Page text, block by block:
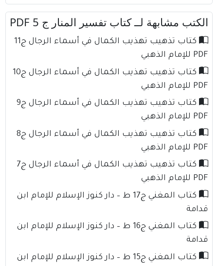
الكتب مشابهة لــ كتاب تفسير المنار ج 5 PDF
كتاب تذهيب تهذيب الكمال في أسماء الرجال ج11
PDF للإمام الذهبي
كتاب تذهيب تهذيب الكمال في أسماء الرجال ج10
PDF للإمام الذهبي
كتاب تذهيب تهذيب الكمال في أسماء الرجال ج9
PDF للإمام الذهبي
كتاب تذهيب تهذيب الكمال في أسماء الرجال ج8
PDF للإمام الذهبي
كتاب تذهيب تهذيب الكمال في أسماء الرجال ج7
PDF للإمام الذهبي
كتاب المغني ج17 ط – دار كنوز الإسلام للإمام ابن
قدامة
كتاب المغني ج16 ط – دار كنوز الإسلام للإمام ابن
قدامة
كتاب المغني ج15 ط – دار كنوز الإسلام للإمام ابن